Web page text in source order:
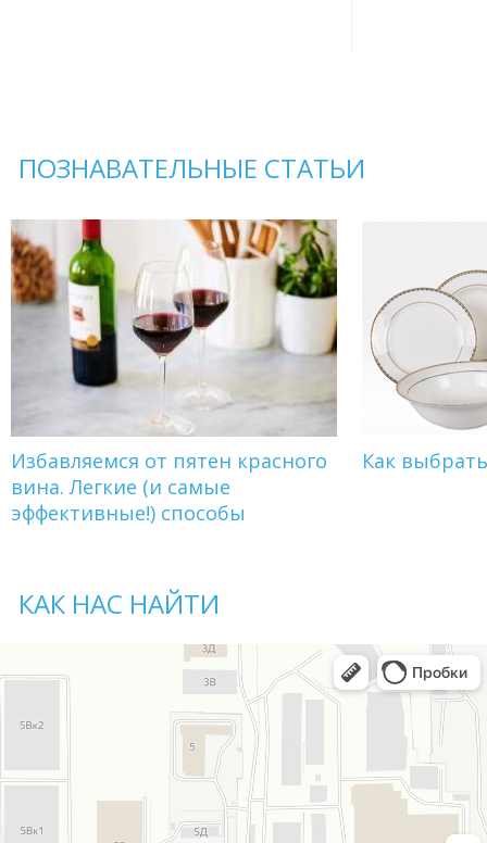
ПОЗНАВАТЕЛЬНЫЕ СТАТЬИ
Избавляемся от пятен красного
вина. Легкие (и самые
эффективные!) способы
Как
КАК НАС НАЙТИ